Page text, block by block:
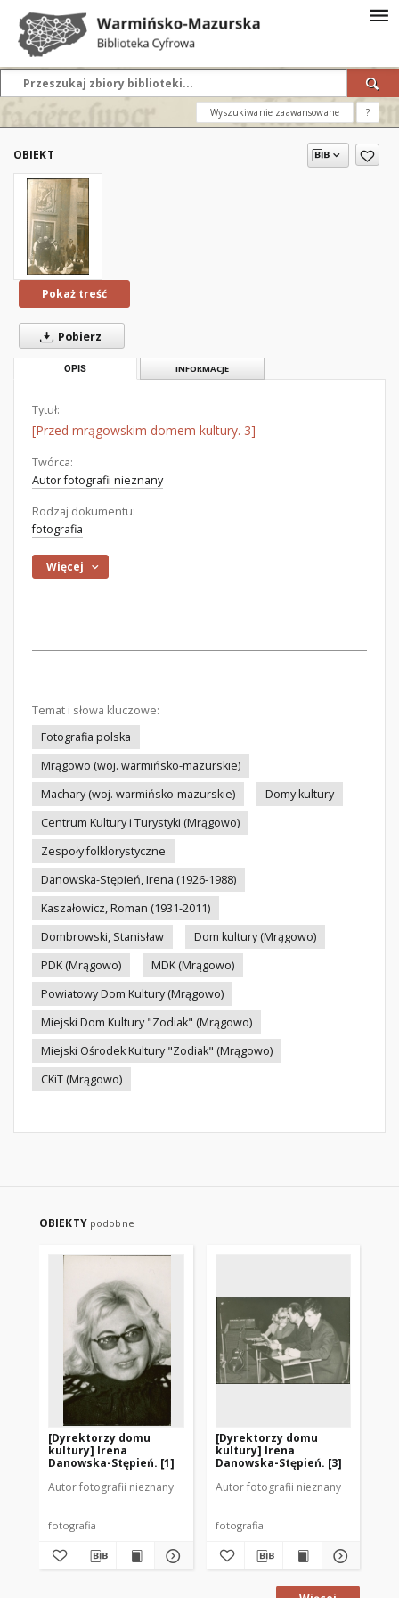
Wyszukiwanie zaawansowane ?
OBIEKT
Pokaż treść
Pobierz
OPIS INFORMACJE
Tytuł:
[Przed mrągowskim domem kultury. 3]
Twórca:
Autor fotografii nieznany
Rodzaj dokumentu:
fotografia
Więcej
Temat i słowa kluczowe:
Fotografia polska
Mrągowo (woj. warmińsko-mazurskie)
Machary (woj. warmińsko-mazurskie)
Domy kultury
Centrum Kultury i Turystyki (Mrągowo)
Zespoły folklorystyczne
Danowska-Stępień, Irena (1926-1988)
Kaszałowicz, Roman (1931-2011)
Dombrowski, Stanisław
Dom kultury (Mrągowo)
PDK (Mrągowo)
MDK (Mrągowo)
Powiatowy Dom Kultury (Mrągowo)
Miejski Dom Kultury "Zodiak" (Mrągowo)
Miejski Ośrodek Kultury "Zodiak" (Mrągowo)
CKiT (Mrągowo)
OBIEKTY podobne
[Dyrektorzy domu
kultury] Irena
Danowska-Stępień. [1]
Autor fotografii nieznany
fotografia
[Dyrektorzy domu
kultury] Irena
Danowska-Stępień. [3]
Autor fotografii nieznany
fotografia